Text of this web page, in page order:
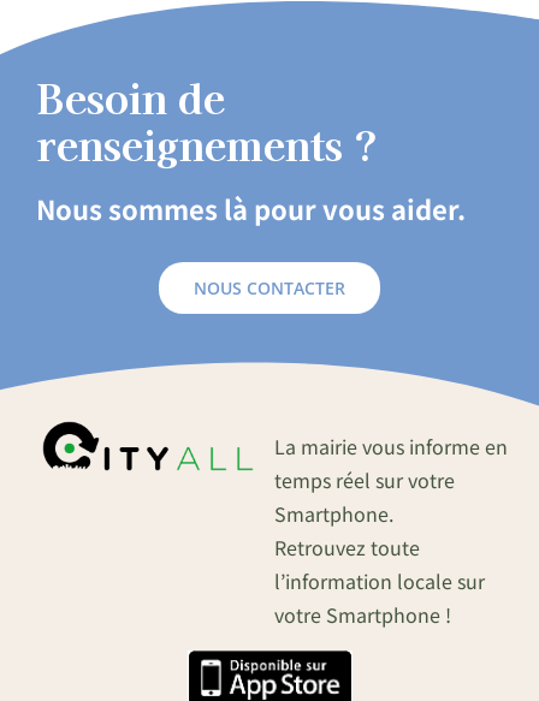
Besoin de
renseignements ?
Nous sommes là pour vous aider.
NOUS CONTACTER
La mairie vous informe en
temps réel sur votre
Smartphone.
Retrouvez toute
l’information locale sur
votre Smartphone !